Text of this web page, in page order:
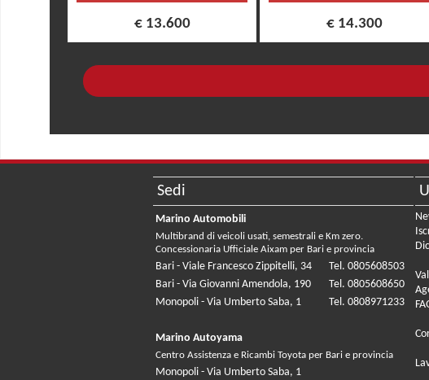
€ 13.600 € 14.300
Sedi
Marino Automobili
Multibrand di veicoli usati, semestrali e Km zero.
Concessionaria Ufficiale Aixam per Bari e provincia
Bari - Viale Francesco Zippitelli, 34
Tel. 0805608503
Bari - Via Giovanni Amendola, 190
Tel. 0805608650
Monopoli - Via Umberto Saba, 1
Tel. 0808971233
Marino Autoyama
Centro Assistenza e Ricambi Toyota per Bari e provincia
Monopoli - Via Umberto Saba, 1